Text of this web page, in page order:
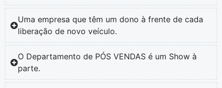
Uma empresa que têm um dono à frente de cada
liberação de novo veículo.
O Departamento de PÓS VENDAS é um Show à
parte.